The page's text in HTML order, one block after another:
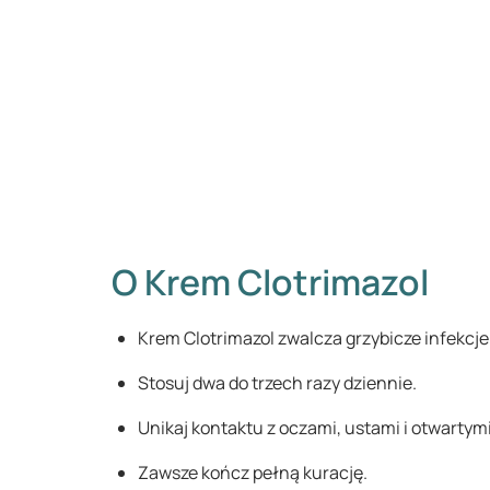
O Krem Clotrimazol
Krem Clotrimazol zwalcza grzybicze
Stosuj dwa do trzech razy dziennie.
Unikaj kontaktu z oczami, ustami i
Zawsze kończ pełną kurację.